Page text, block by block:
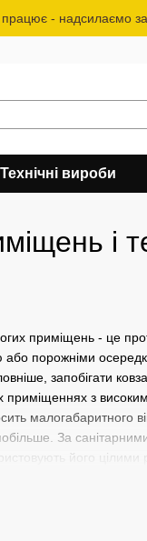
працює - надсилаємо
Технічні вироби
і
приміщень - це
або порожніми
запобігати
приміщеннях з
малогабаритного
За
його